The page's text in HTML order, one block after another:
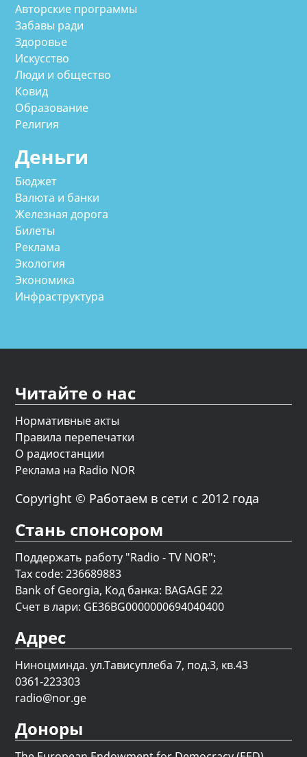
Авторские программы
Забавы ради
Здоровье
Искусство
Люди и общество
Ковид
Образование
Религия
Деньги
Бюджет
Валюта и банки
Железная дорога
Билеты
Реклама
Экология
Экономика
Инфраструктура
Читайте о нас
Нормативные акты
Правила перепечатки
О радиостанции
Реклама на Radio NOR
Copyright © Работаем в сети с 2012 года
Стань спонсором
Поддержать работу "Radio - TV NOR";
Tax code: 236689883
Bank of Georgia, Код банка: BAGAGE 22
Счет в лари: GE36BG0000000694040400
Адрес
Ниноцминда. ул.Тависуплеба 7, под.3, кв.43
0361-223303
radio@nor.ge
Доноры